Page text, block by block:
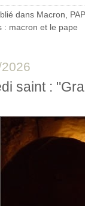
dans Macron
: macron et le pape
saint :